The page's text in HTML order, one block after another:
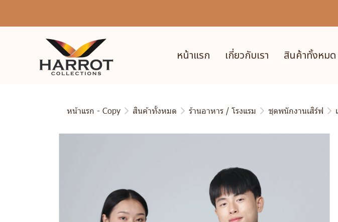
หน้าแรก เกี่ยวกับเรา สินค้าทั้งหมด
หน้าแรก - Copy สินค้าทั้งหมด ร้านอาหาร / โรงแรม ชุดพนักงานเสิร์ฟ